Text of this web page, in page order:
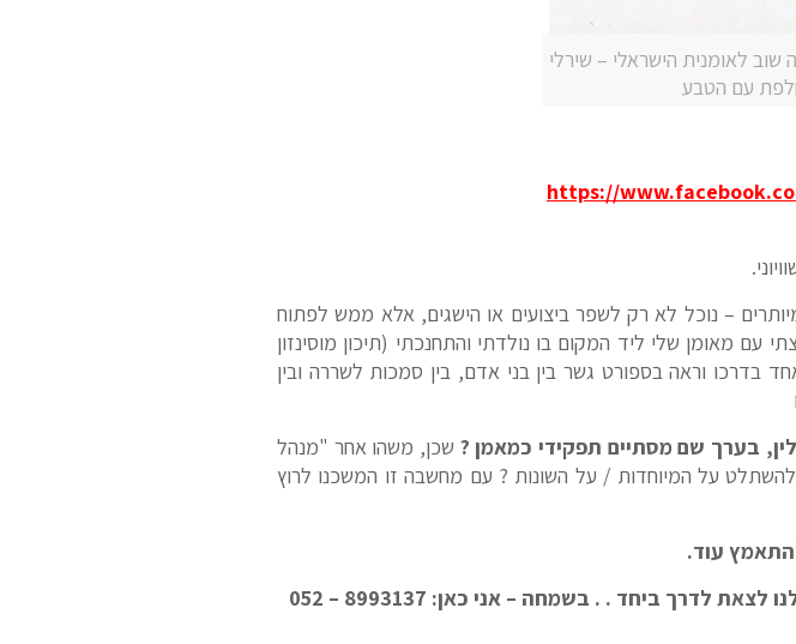
שוב לאומנית הישראלי – שירלי
עם הטבע
https://
– נוכל לא רק לשפר ביצועים או הישגים, אלא ממש לפתוח
עם מאומן שלי ליד המקום בו נולדתי והתחנכתי (תיכון מוסינזון
בדרכו וראה בספורט גשר בין בני אדם, בין סמכות לשררה ובין
בערך שם מסתיים תפקידי כמאמן ? שכן, משהו אחר "מנהל
על המיוחדות / על השונות ? עם מחשבה זו המשכנו לרוץ
עוד.
לדרך ביחד . . בשמחה – אני כאן: 8993137 – 052